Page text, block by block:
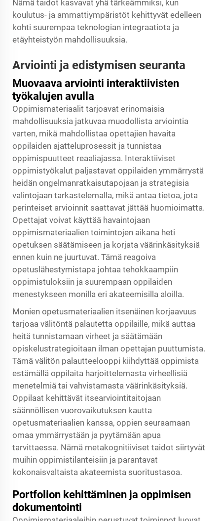
Nämä taidot kasvavat yhä tärkeämmiksi, kun
koulutus- ja ammattiympäristöt kehittyvät edelleen
kohti suurempaa teknologian integraatiota ja
etäyhteistyön mahdollisuuksia.
Arviointi ja edistymisen seuranta
Muovaava arviointi interaktiivisten
työkalujen avulla
Oppimismateriaalit tarjoavat erinomaisia
mahdollisuuksia jatkuvaa muodollista arviointia
varten, mikä mahdollistaa opettajien havaita
oppilaiden ajatteluprosessit ja tunnistaa
oppimispuutteet reaaliajassa. Interaktiiviset
oppimistyökalut paljastavat oppilaiden ymmärrystä
heidän ongelmanratkaisutapojaan ja strategisia
valintojaan tarkastelemalla, mikä antaa tietoa, jota
perinteiset arvioinnit saattavat jättää huomioimatta.
Opettajat voivat käyttää havaintojaan
oppimismateriaalien toimintojen aikana heti
opetuksen säätämiseen ja korjata väärinkäsityksiä
ennen kuin ne juurtuvat. Tämä reagoiva
opetuslähestymistapa johtaa tehokkaampiin
oppimistuloksiin ja suurempaan oppilaiden
menestykseen monilla eri akateemisilla aloilla.
Monien opetusmateriaalien itsenäinen korjaavuus
tarjoaa välitöntä palautetta oppilaille, mikä auttaa
heitä tunnistamaan virheet ja säätämään
opiskelustrategioitaan ilman opettajan puuttumista.
Tämä välitön palautteelooppi kiihdyttää oppimista
estämällä oppilaita harjoittelemasta virheellisiä
menetelmiä tai vahvistamasta väärinkäsityksiä.
Oppilaat kehittävät itsearviointitaitojaan
säännöllisen vuorovaikutuksen kautta
opetusmateriaalien kanssa, oppien seuraamaan
omaa ymmärrystään ja pyytämään apua
tarvittaessa. Nämä metakognitiiviset taidot siirtyvät
muihin oppimistilanteisiin ja parantavat
kokonaisvaltaista akateemista suoritustasoa.
Portfolion kehittäminen ja oppimisen
dokumentointi